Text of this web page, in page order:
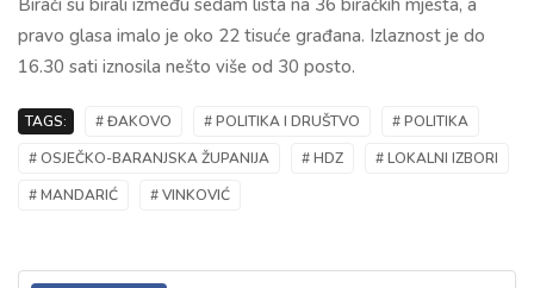
Birači su birali između sedam lista na 36 biračkih mjesta, a
pravo glasa imalo je oko 22 tisuće građana. Izlaznost je do
16.30 sati iznosila nešto više od 30 posto.
TAGS: # ĐAKOVO # POLITIKA I DRUŠTVO
# POLITIKA
# OSJEČKO-BARANJSKA ŽUPANIJA
# HDZ
# LOKALNI IZBORI
# MANDARIĆ
# VINKOVIĆ